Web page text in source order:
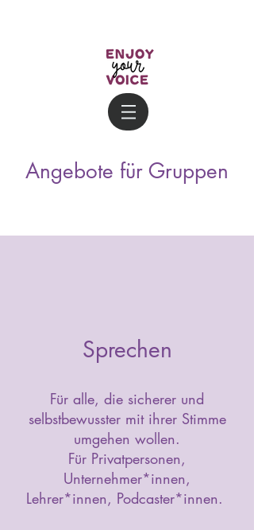
Angebote für Gruppen
Sprechen
Für alle, die sicherer und
selbstbewusster mit ihrer Stimme
umgehen wollen.
Für Privatpersonen,
Unternehmer*innen,
Lehrer*innen, Podcaster*innen.